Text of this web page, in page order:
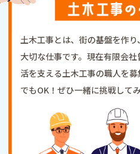
土木工事とは、街の基盤を作
大切な仕事です。現在有限会
活を支える土木工事の職人を
でもOK！ぜひ一緒に挑戦して